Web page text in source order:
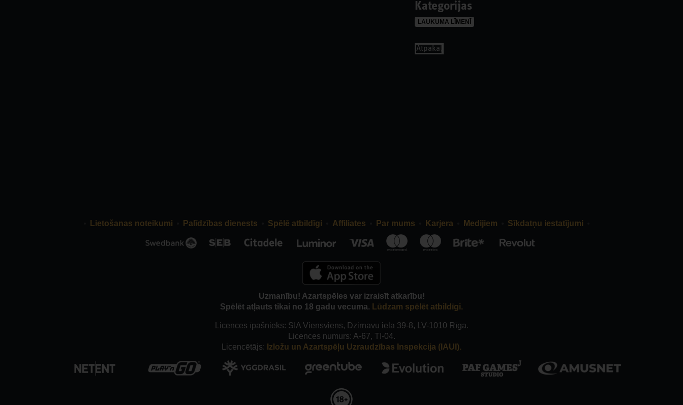
Kategorijas
LAUKUMA LĪMENĪ
Аtpakaļ
Lietošanas noteikumi Palīdzības dienests Spēlē atbildīgi Affiliates Par mums Karjera Medijiem Sīkdatņu iestatījumi
Uzmanību! Azartspēles var izraisīt atkarību!
Spēlēt atļauts tikai no 18 gadu vecuma. Lūdzam spēlēt atbildīgi.
Licences īpašnieks: SIA Viensviens, Dzirnavu iela 39-8, LV-1010 Rīga.
Licences numurs: A-67, TI-04.
Licencētājs: Izložu un Azartspēļu Uzraudzības Inspekcija (IAUI).